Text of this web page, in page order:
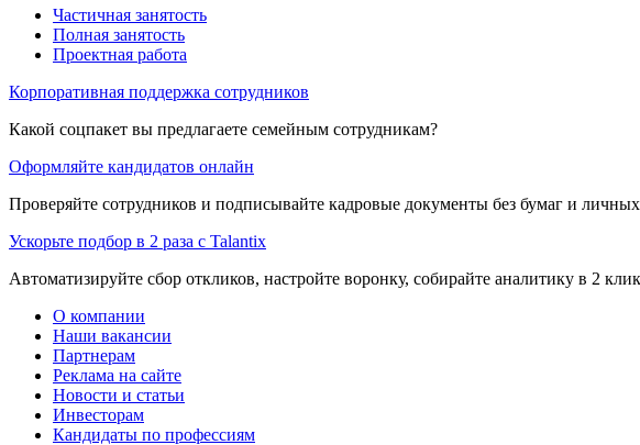
Частичная занятость
Полная занятость
Проектная работа
Корпоративная поддержка сотрудников
Какой соцпакет вы предлагаете семейным сотрудникам?
Оформляйте кандидатов онлайн
Проверяйте сотрудников и подписывайте кадровые документы без бумаг и
Ускорьте подбор в 2 раза с Talantix
Автоматизируйте сбор откликов, настройте воронку, собирайте аналитику в 2
О компании
Наши вакансии
Партнерам
Реклама на сайте
Новости и статьи
Инвесторам
Кандидаты по профессиям